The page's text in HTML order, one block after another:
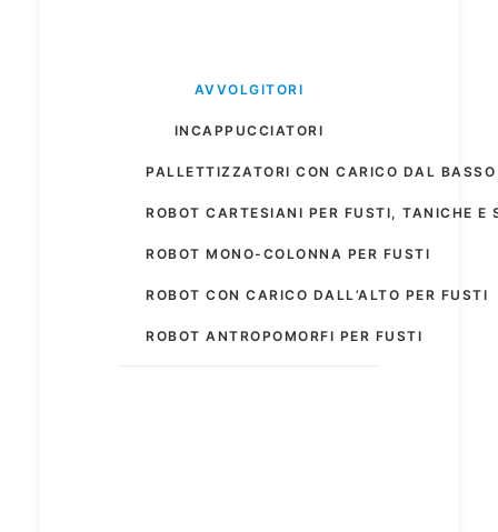
AVVOLGITORI
INCAPPUCCIATORI
PALLETTIZZATORI CON CARICO DAL
ROBOT CARTESIANI PER FUSTI, TANICHE E
ROBOT MONO-COLONNA PER FUSTI
ROBOT CON CARICO DALL’ALTO PER FUSTI
ROBOT ANTROPOMORFI PER FUSTI